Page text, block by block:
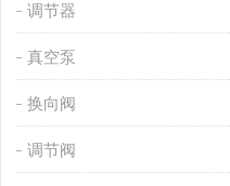
调节器
真空泵
换向阀
调节阀